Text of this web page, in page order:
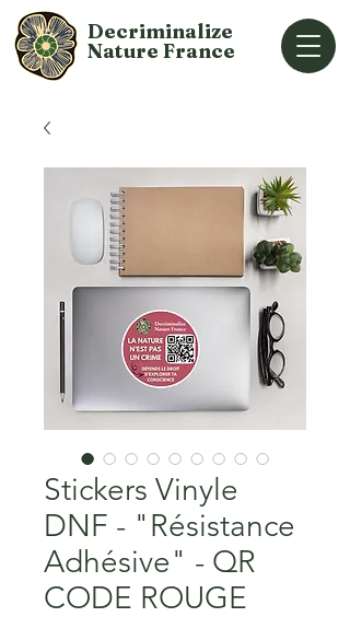
Decriminalize
Nature France
Stickers Vinyle
DNF - "Résistance
Adhésive" - QR
CODE ROUGE